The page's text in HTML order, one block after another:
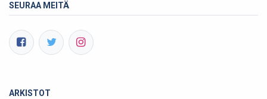
SEURAA MEITÄ
ARKISTOT